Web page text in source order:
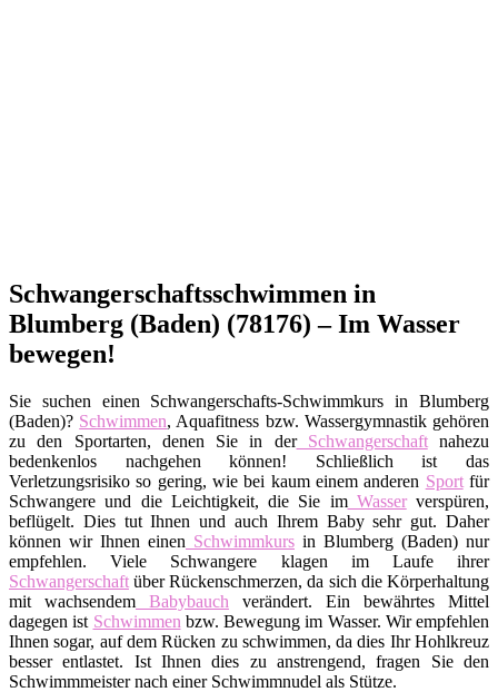
Schwangerschaftsschwimmen in
Blumberg (Baden) (78176) – Im Wasser
bewegen!
Sie suchen einen Schwangerschafts-Schwimmkurs in Blumberg
(Baden)? Schwimmen, Aquafitness bzw. Wassergymnastik gehören
zu den Sportarten, denen Sie in derSchwangerschaftnahezu
bedenkenlos nachgehen können! Schließlich ist das
Verletzungsrisiko so gering, wie bei kaum einem anderen Sportfür
Schwangere und die Leichtigkeit, die Sie imWasserverspüren,
beflügelt. Dies tut Ihnen und auch Ihrem Baby sehr gut. Daher
können wir Ihnen einen Schwimmkurs in Blumberg (Baden) nur
empfehlen. Viele Schwangere klagen im Laufe ihrer
Schwangerschaft über Rückenschmerzen, da sich die Körperhaltung
mit wachsendem Babybauch verändert. Ein bewährtes Mittel
dagegen ist Schwimmen bzw. Bewegung im Wasser. Wir empfehlen
Ihnen sogar, auf dem Rücken zu schwimmen, da dies Ihr Hohlkreuz
besser entlastet. Ist Ihnen dies zu anstrengend, fragen Sie den
Schwimmmeister nach einer Schwimmnudel als Stütze.